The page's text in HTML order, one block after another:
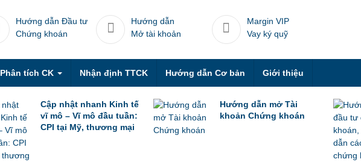
Hướng dẫn Đầu tư
Chứng khoán
Hướng dẫn
Mở tài khoản
Margin VIP
Vay ký quỹ
Phân tích CK Nhận định TTCK Hướng dẫn Cơ bản Giới thiệu
Cập nhật nhanh Kinh tế
vĩ mô – Vĩ mô đầu tuần:
CPI tại Mỹ, thương mại
Hướng dẫn mở Tài
khoản Chứng khoán